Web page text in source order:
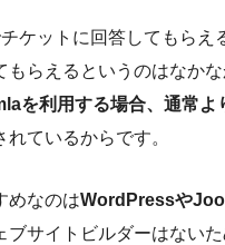
ケットに回答してもら
もらえるというのはなか
を利用する場合、通常よ
ているからです。
めなのはWordPressや
ブサイトビルダーはない